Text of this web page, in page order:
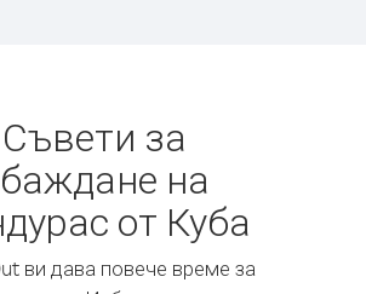
Съвети за
на
от Куба
ви дава повече време за